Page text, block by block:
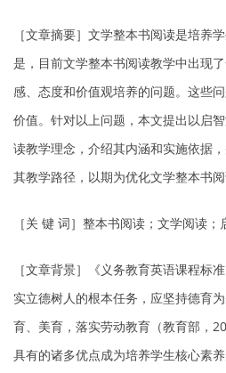
［文章摘要］文学整本书阅读是培养
是，目前文学整本书阅读教学中出现
感、态度和价值观培养的问题。这些
价值。针对以上问题，本文提出以启
读教学理念，介绍其内涵和实施依据
其教学路径，以期为优化文学整本书
［关 键 词］整本书阅读；文学阅读
［文章背景］《义务教育英语课程标
实立德树人的根本任务，应坚持德育
育、美育，落实劳动教育（教育部，
具有的诸多优点成为培养学生核心素